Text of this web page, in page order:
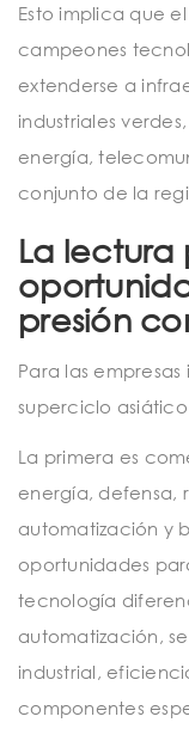
Esto implica que
campeones
extenderse a
industriales
energía,
conjunto de la
La lectura
presión
Para las
superciclo
La primera es
energía, defensa,
automatización y
oportunidades
tecnología
automatización,
industrial,
componentes